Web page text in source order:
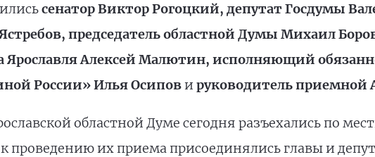
сенатор Виктор Рогоцкий, депутат Госдумы
председатель областной Думы Михаил
Ярославля Алексей Малютин, исполняющий
России» Илья Осипови руководитель приемной
областной Думе сегодня разъехались по
их приема присоединялись главы и